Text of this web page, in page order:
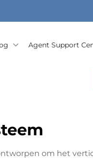
Agent Support
om het